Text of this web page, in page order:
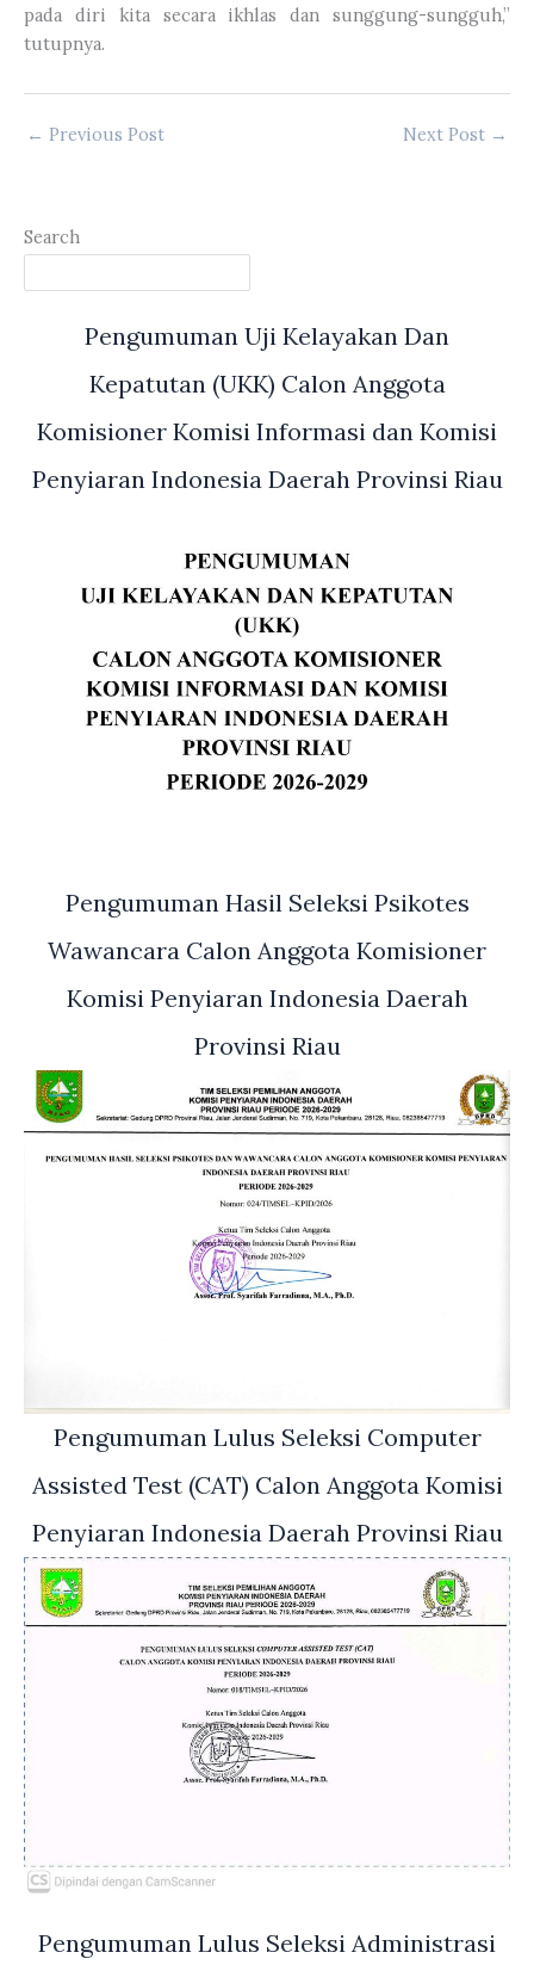
pada diri kita secara ikhlas dan sunggung-sungguh,”
tutupnya.
← Previous Post Next Post →
Search
Pengumuman Uji Kelayakan Dan
Kepatutan (UKK) Calon Anggota
Komisioner Komisi Informasi dan Komisi
Penyiaran Indonesia Daerah Provinsi Riau
Pengumuman Hasil Seleksi Psikotes
Wawancara Calon Anggota Komisioner
Komisi Penyiaran Indonesia Daerah
Provinsi Riau
Pengumuman Lulus Seleksi Computer
Assisted Test (CAT) Calon Anggota Komisi
Penyiaran Indonesia Daerah Provinsi Riau
Pengumuman Lulus Seleksi Administrasi